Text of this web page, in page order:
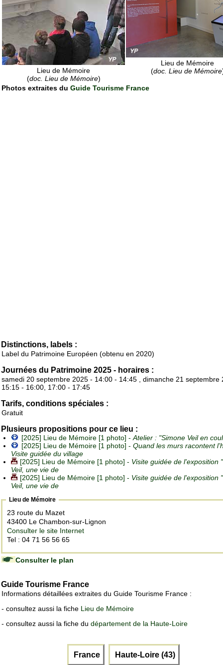
Lieu de Mémoire
(doc. Lieu de Mémoire)
Lieu de Mémoire
(doc. Lieu de Mémoire
Photos extraites du Guide Tourisme France
Distinctions, labels :
Label du Patrimoine Européen (obtenu en 2020)
Journées du Patrimoine 2025 - horaires :
samedi 20 septembre 2025 - 14:00 - 14:45 , dimanche 21 septembre
15:15 - 16:00, 17:00 - 17:45
Tarifs, conditions spéciales :
Gratuit
Plusieurs propositions pour ce lieu :
[2025] Lieu de Mémoire [1 photo] -Atelier : "Simone Veil en
[2025] Lieu de Mémoire [1 photo] - Quand les murs racontent
Visite guidée du village
[2025] Lieu de Mémoire [1 photo] - Visite guidée de l'exposition
Veil, une vie de
[2025] Lieu de Mémoire [1 photo] - Visite guidée de l'exposition
Veil, une vie de
Lieu de Mémoire
23 route du Mazet
43400 Le Chambon-sur-Lignon
Consulter le site Internet
Tel : 04 71 56 56 65
Consulter le plan
Guide Tourisme France
Informations détaillées extraites du Guide Tourisme France :
- consultez aussi la fiche Lieu de Mémoire
- consultez aussi la fiche du département de la Haute-Loire
France Haute-Loire (43)